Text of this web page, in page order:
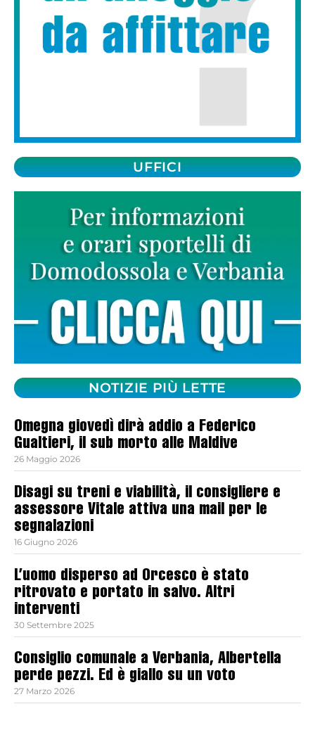
UFFICI
NOTIZIE PIÙ LETTE
Omegna giovedì dirà addio a Federico
Gualtieri, il sub morto alle Maldive
26 Maggio 2026
Disagi su treni e viabilità, il consigliere e
assessore Vitale attiva una mail per le
segnalazioni
16 Giugno 2026
L’uomo disperso ad Orcesco è stato
ritrovato e portato in salvo. Altri
interventi
30 Settembre 2025
Consiglio comunale a Verbania, Albertella
perde pezzi. Ed è giallo su un voto
27 Marzo 2026